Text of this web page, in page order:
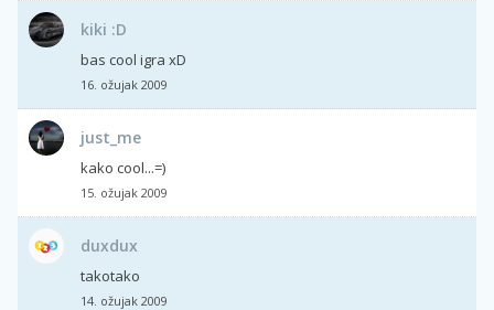
kiki :D
bas cool igra xD
16. ožujak 2009
just_me
kako cool...=)
15. ožujak 2009
duxdux
takotako
14. ožujak 2009